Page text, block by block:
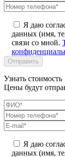
Я даю
данных (имя,
связи со мной.
Узнать стоимость
Цены будут
Я даю
данных (имя,